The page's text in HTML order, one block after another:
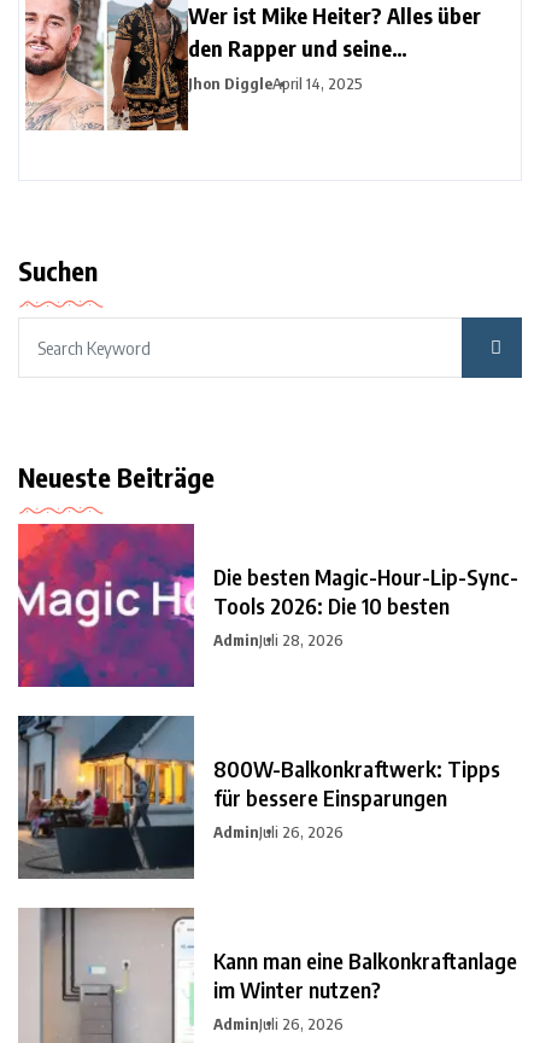
Wer ist Mike Heiter? Alles über
den Rapper und seine
aufstrebende Musikkarriere
Jhon DiggleApril 14, 2025
Suchen
Neueste Beiträge
Die besten Magic-Hour-Lip-Sync-
Tools 2026: Die 10 besten
AdminJuli 28, 2026
800W-Balkonkraftwerk: Tipps
für bessere Einsparungen
AdminJuli 26, 2026
Kann man eine Balkonkraftanlage
im Winter nutzen?
AdminJuli 26, 2026